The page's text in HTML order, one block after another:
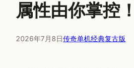
属性由你掌控！
2026年7月8日传奇单机经典复古版